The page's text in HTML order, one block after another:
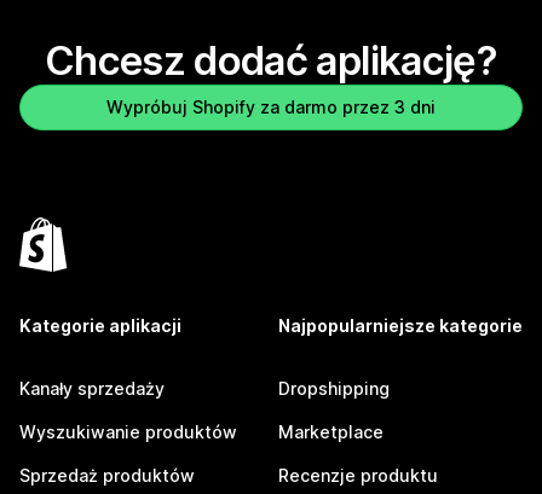
Chcesz dodać aplikację?
Wypróbuj Shopify za darmo przez 3 dni
Kategorie aplikacji
Kanały sprzedaży
Wyszukiwanie produktów
Sprzedaż produktów
Najpopularniejsze kategorie
Dropshipping
Marketplace
Recenzje produktu